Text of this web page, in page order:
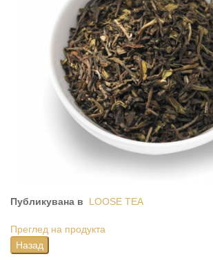
Публикувана в LOOSE TEA
Преглед на продукта